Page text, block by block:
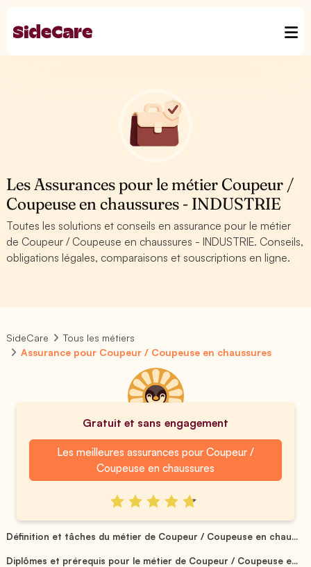
Les Assurances pour le métier Coupeur /
Coupeuse en chaussures - INDUSTRIE
Toutes les solutions et conseils en assurance pour le métier
de Coupeur / Coupeuse en chaussures - INDUSTRIE. Conseils,
obligations légales, comparaisons et souscriptions en ligne.
SideCare
Tous les métiers
Assurance pour Coupeur / Coupeuse en chaussures
Gratuit et sans engagement
Les meilleures assurances pour Coupeur /
Coupeuse en chaussures
Définition et tâches du métier de Coupeur / Coupeuse en chau...
Diplômes et prérequis pour le métier de Coupeur / Coupeuse e...